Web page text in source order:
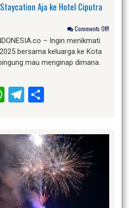
Aja ke Hotel Ciputra
Comments Off!
– Ingin menikmati
bersama keluarga ke Kota
mau menginap dimana.
WhatsApp
Telegram